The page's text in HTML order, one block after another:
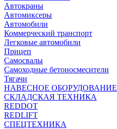
Автокраны
Автомиксеры
Автомобили
Коммерческий транспорт
Легковые автомобили
Прицеп
Самосвалы
Самоходные бетоносмесители
Тягачи
НАВЕСНОЕ ОБОРУДОВАНИЕ
СКЛАДСКАЯ ТЕХНИКА
REDDOT
REDLIFT
СПЕЦТЕХНИКА